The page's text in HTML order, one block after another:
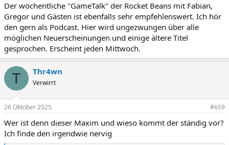
Der wöchentliche "GameTalk" der Rocket Beans mit Fabian,
Gregor und Gästen ist ebenfalls sehr empfehlenswert. Ich hör
den gern als Podcast. Hier wird ungezwungen über alle
möglichen Neuerscheinungen und einige ältere Titel
gesprochen. Erscheint jeden Mittwoch.
T Thr4wn
Verwirrt
26 Oktober 2025 #659
Wer ist denn dieser Maxim und wieso kommt der ständig vor?
Ich finde den irgendwie nervig